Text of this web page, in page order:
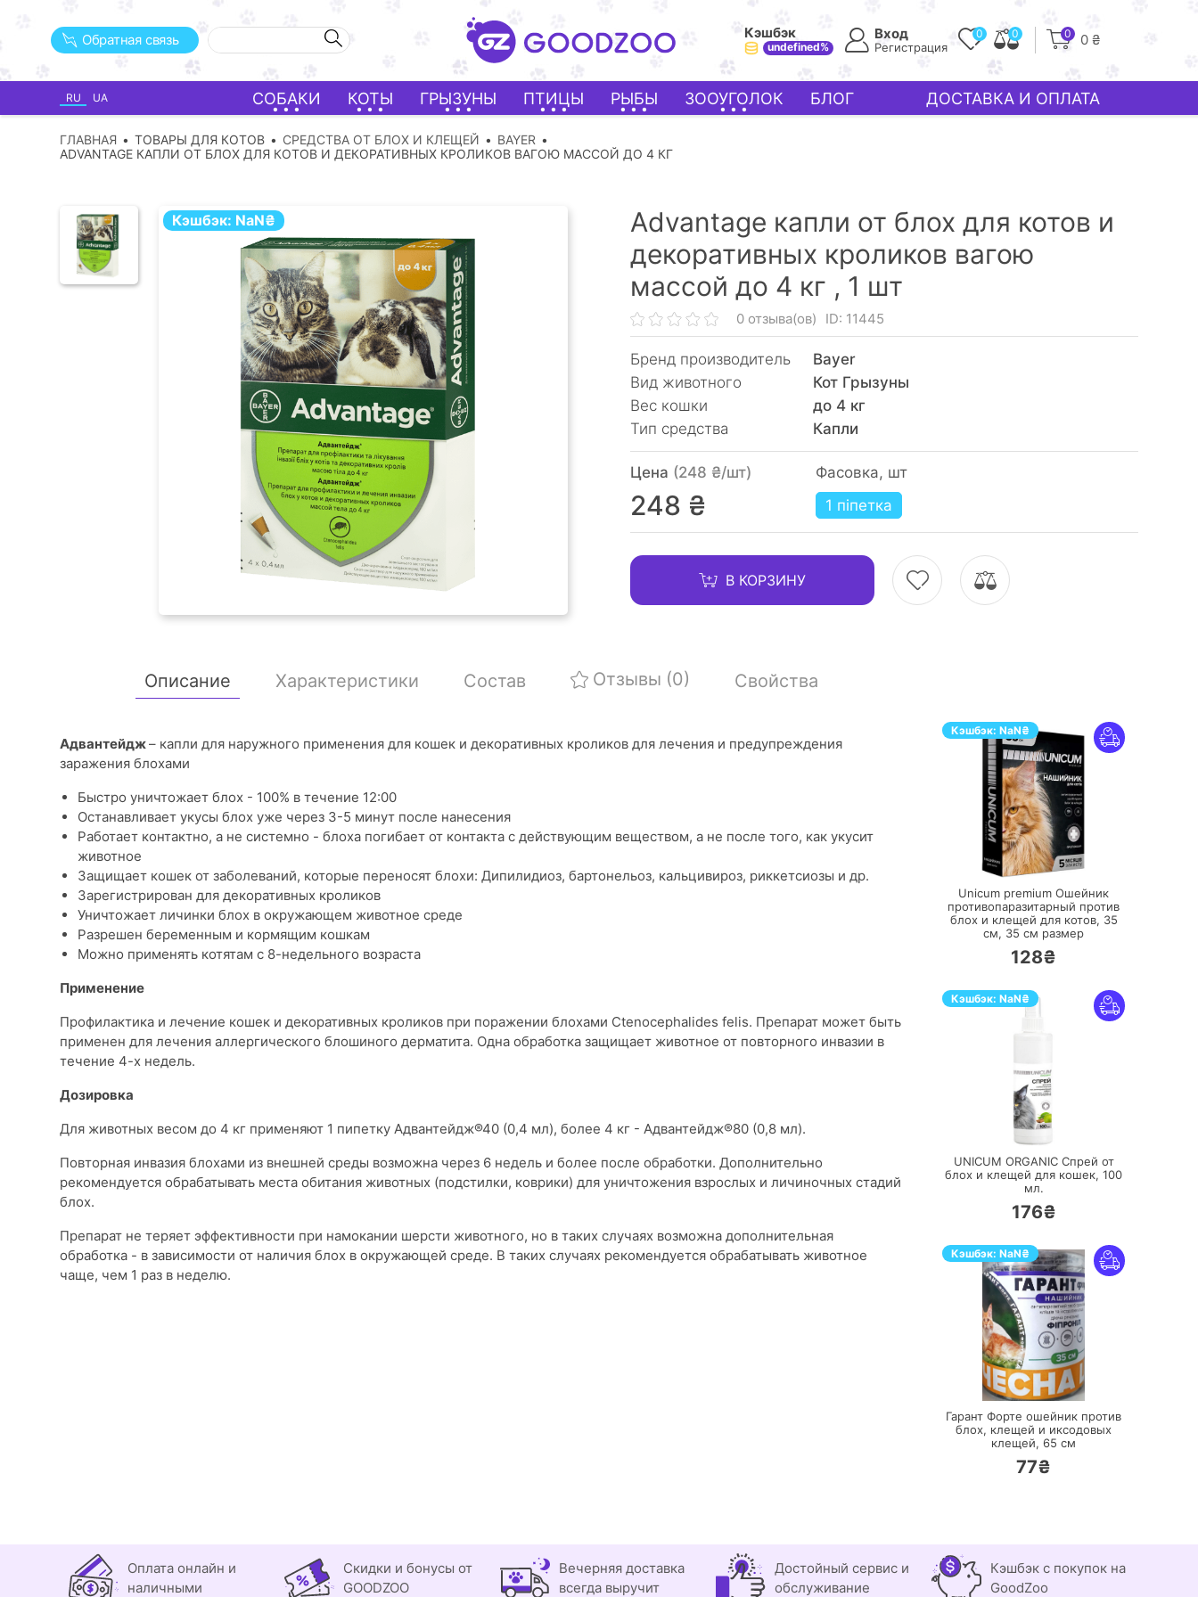
Обратная связь Кэшбэк
undefined%
Вход
Регистрация
0 0 0 0 ₴
RU UA СОБАКИ КОТЫ ГРЫЗУНЫ ПТИЦЫ РЫБЫ ЗООУГОЛОК БЛОГ ДОСТАВКА И ОПЛАТА
ГЛАВНАЯ ТОВАРЫ ДЛЯ КОТОВ СРЕДСТВА ОТ БЛОХ И КЛЕЩЕЙ
BAYER
ADVANTAGE КАПЛИ ОТ БЛОХ ДЛЯ КОТОВ И ДЕКОРАТИВНЫХ КРОЛИКОВ ВАГОЮ МАССОЙ ДО 4 КГ
Кэшбэк: NaN₴
Advantage капли от блох для котов и
декоративных кроликов вагою
массой до 4 кг , 1 шт
0 отзыва(ов) ID: 11445
Бренд производитель
Bayer
Вид животного
Кот Грызуны
Вес кошки
до 4 кг
Тип средства
Капли
Цена (248 ₴/шт)
248 ₴
Фасовка, шт
1 піпетка
В КОРЗИНУ
Описание Характеристики Состав Отзывы (0) Свойства
Адвантейдж– капли для наружного применения для кошек и декоративных кроликов для лечения и предупреждения
заражения блохами
Быстро уничтожает блох - 100% в течение 12:00
Останавливает укусы блох уже через 3-5 минут после нанесения
Работает контактно, а не системно - блоха погибает от контакта с действующим веществом, а не после того, как укусит
животное
Защищает кошек от заболеваний, которые переносят блохи: Дипилидиоз, бартонельоз, кальцивироз, риккетсиозы и др.
Зарегистрирован для декоративных кроликов
Уничтожает личинки блох в окружающем животное среде
Разрешен беременным и кормящим кошкам
Можно применять котятам с 8-недельного возраста
Применение
Профилактика и лечение кошек и декоративных кроликов при поражении блохами Ctenocephalides felis. Препарат может быть
применен для лечения аллергического блошиного дерматита. Одна обработка защищает животное от повторного инвазии в
течение 4-х недель.
Дозировка
Для животных весом до 4 кг применяют 1 пипетку Адвантейдж®40 (0,4 мл), более 4 кг - Адвантейдж®80 (0,8 мл).
Повторная инвазия блохами из внешней среды возможна через 6 недель и более после обработки. Дополнительно
рекомендуется обрабатывать места обитания животных (подстилки, коврики) для уничтожения взрослых и личиночных стадий
блох.
Препарат не теряет эффективности при намокании шерсти животного, но в таких случаях возможна дополнительная
обработка - в зависимости от наличия блох в окружающей среде. В таких случаях рекомендуется обрабатывать животное
чаще, чем 1 раз в неделю.
Кэшбэк: NaN₴
ПЕРЕЙТИ
Unicum premium Ошейник
противопаразитарный против
блох и клещей для котов, 35
см, 35 см размер
128₴
Кэшбэк: NaN₴
ПЕРЕЙТИ
UNICUM ORGANIC Спрей от
блох и клещей для кошек, 100
мл.
176₴
Кэшбэк: NaN₴
ПЕРЕЙТИ
Гарант Форте ошейник против
блох, клещей и иксодовых
клещей, 65 см
77₴
Оплата онлайн и
наличными
Скидки и бонусы от
GOODZOO
Вечерняя доставка
всегда выручит
Достойный сервис и
обслуживание
Кэшбэк с покупок на
GoodZoo